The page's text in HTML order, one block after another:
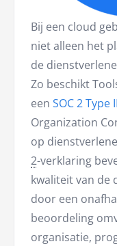
Bij een cloud
niet alleen het
de
Zo beschikt
een SOC 2
Organization
op
2-verklaring
kwaliteit van de
door een
beoordeling
organisatie,